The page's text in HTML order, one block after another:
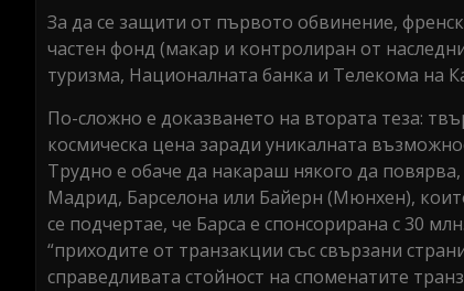
За да се защити от първото обвинение,
частен фонд (макар и контролиран от
туризма, Националната банка и Телекома на
По-сложно е доказването на втората теза:
космическа цена заради уникалната
Трудно е обаче да накараш някого да
Мадрид, Барселона или Байерн (Мюнхен),
се подчертае, че Барса е спонсорирана с 30
“приходите от транзакции със свързани
справедливата стойност на споменатите